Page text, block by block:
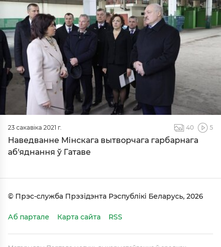
23 сакавіка 2021 г. 40 5
Наведванне Мінскага вытворчага гарбарнага
аб'яднання ў Гатаве
© Прэс-служба Прэзідэнта Рэспублікі Беларусь, 2026
Аб партале Карта сайта RSS